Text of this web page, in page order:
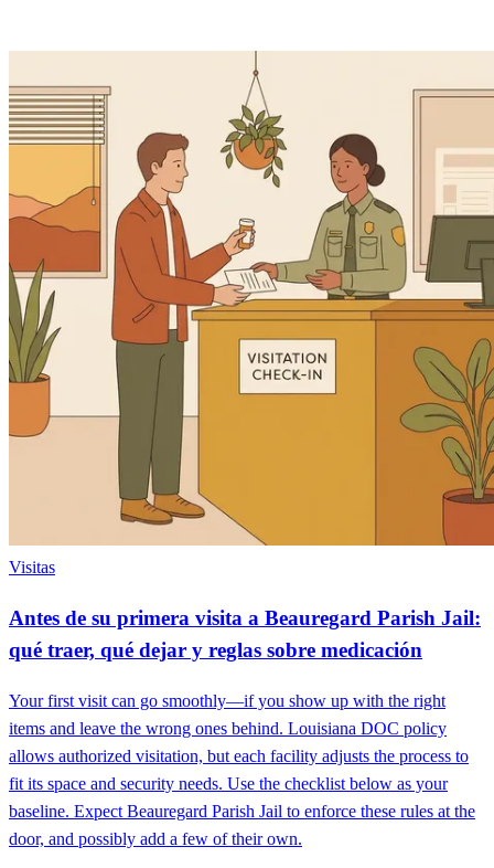
Visitas
Antes de su primera visita a Beauregard Parish Jail:
qué traer, qué dejar y reglas sobre medicación
Your first visit can go smoothly—if you show up with the right
items and leave the wrong ones behind. Louisiana DOC policy
allows authorized visitation, but each facility adjusts the process to
fit its space and security needs. Use the checklist below as your
baseline. Expect Beauregard Parish Jail to enforce these rules at the
door, and possibly add a few of their own.